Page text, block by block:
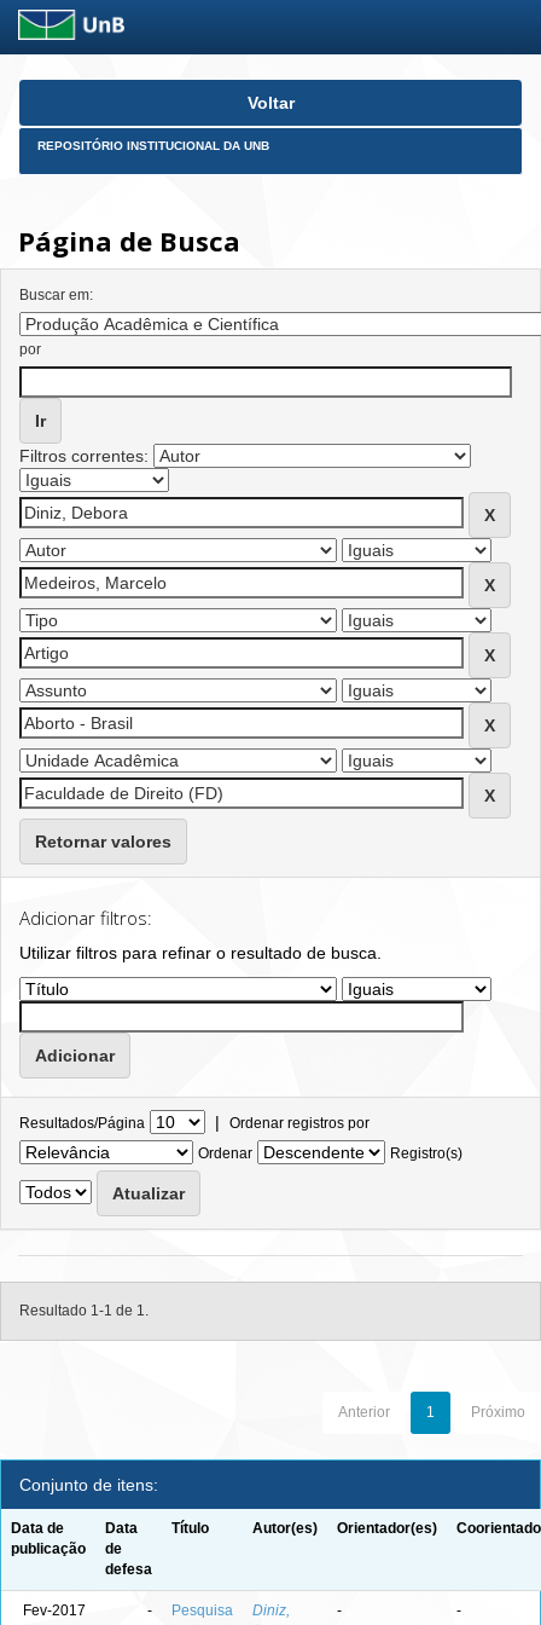
Skip
Voltar
REPOSITÓRIO INSTITUCIONAL DA UNB
Página de Busca
Buscar em:
por
Filtros correntes:
Retornar valores
Adicionar filtros:
Utilizar filtros para refinar o resultado de busca.
Resultados/Página | Ordenar registros por
Ordenar
Registro(s)
Resultado 1-1 de 1.
Anterior 1 Próximo
Conjunto de itens:
Data de
publicação
Data
de
defesa
Título Autor(es) Orientador(es)
Fev-2017 -
Pesquisa
Diniz,
- -